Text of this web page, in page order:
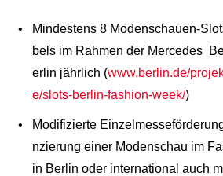
Mindestens 8 Modenschauen-
bels im Rahmen der Mercedes
erlin jährlich (www.berlin.de/
e/slots-berlin-fashion-week/)
Modifizierte
nzierung einer Modenschau im
in Berlin oder international auch